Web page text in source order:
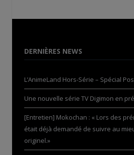
DERNIÈRES NEWS
L’AnimeLand Hors-Série – Spécial
Une nouvelle série TV Digimon en
[Entretien] Mokochan : « Lors des
était déjà demandé de suivre au
originel.»